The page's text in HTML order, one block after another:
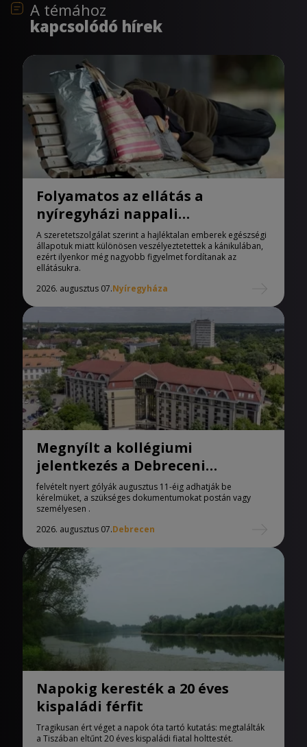
A témához
kapcsolódó hírek
Folyamatos az ellátás a
nyíregyházi nappali
melegedőben
A szeretetszolgálat szerint a hajléktalan emberek egészségi
állapotuk miatt különösen veszélyeztetettek a kánikulában,
ezért ilyenkor még nagyobb figyelmet fordítanak az
ellátásukra.
2026. augusztus 07.Nyíregyháza
Megnyílt a kollégiumi
jelentkezés a Debreceni
Egyetemen
felvételt nyert gólyák augusztus 11-éig adhatják be
kérelmüket, a szükséges dokumentumokat postán vagy
személyesen .
2026. augusztus 07.Debrecen
Napokig keresték a 20 éves
kispaládi férfit
Tragikusan ért véget a napok óta tartó kutatás: megtalálták
a Tiszában eltűnt 20 éves kispaládi fiatal holttestét.